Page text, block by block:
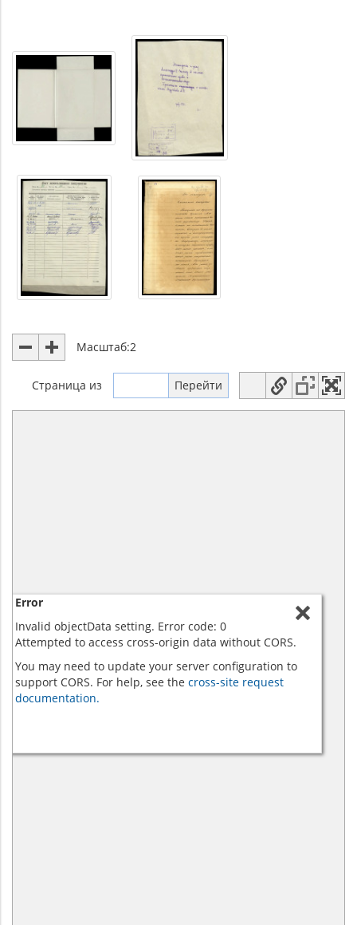
Масштаб:2
Страница из
Error
Invalid objectData setting. Error code: 0
Attempted to access cross-origin data without CORS.
You may need to update your server configuration to
support CORS. For help, see the cross-site request
documentation.